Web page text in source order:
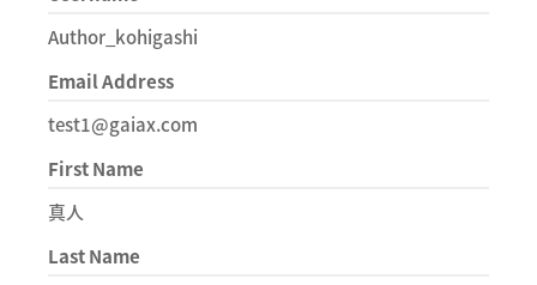
Author_kohigashi
Email Address
test1@gaiax.com
First Name
真人
Last Name